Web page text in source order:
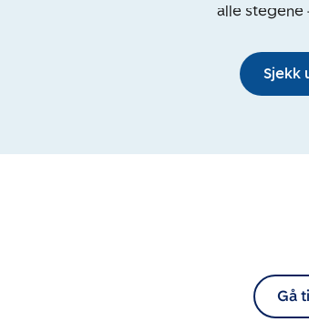
alle stegene
Sjekk
Gå